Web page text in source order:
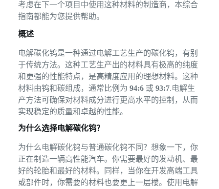
考虑在下一个项目中使用这种材料的制造商，本综合
指南都能为您提供帮助。
概述
电解碳化钨是一种通过电解工艺生产的碳化钨，有别
于传统方法。这种工艺生产出的材料具有极高的纯度
和更强的性能特点，是高精度应用的理想材料。这种
材料由钨和碳组成，通常比例为 94:6或 93:7.电解生
产方法可确保对材料成分进行更高水平的控制，从而
实现稳定的质量和卓越的性能。
为什么选择电解碳化钨？
为什么电解碳化钨与普通碳化钨不同？想象一下，你
正在制造一辆高性能汽车。你需要最好的发动机、最
好的轮胎和最好的材料。同样，当你在开发高端工具
或部件时，你需要的材料也要更上一层楼。使用电解